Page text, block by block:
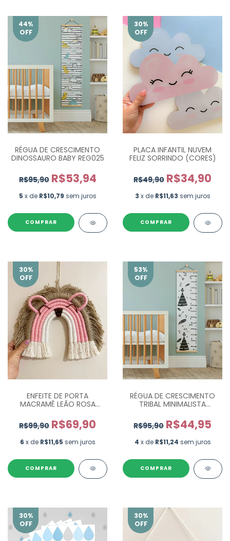
44%
OFF
RÉGUA DE CRESCIMENTO
DINOSSAURO BABY REG025
R$95,90 R$53,94
5 x de R$10,79 sem juros
COMPRAR
30%
OFF
PLACA INFANTIL NUVEM
FELIZ SORRINDO (CORES)
R$49,90 R$34,90
3 x de R$11,63 sem juros
COMPRAR
30%
OFF
ENFEITE DE PORTA
MACRAMÊ LEÃO ROSA
R$99,90 R$69,90
6 x de R$11,65 sem juros
53%
OFF
RÉGUA DE CRESCIMENTO
TRIBAL MINIMALISTA
R$95,90 R$44,95
4 x de R$11,24 sem juros
COMPRAR
30%
OFF
30%
OFF